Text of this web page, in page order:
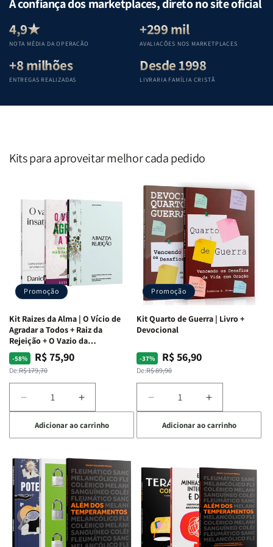
Equipe
Teológica
Penkal
Equipe
Penkal
Equipe
Teológica
Penkal
Equipe
A confiança dos marketplaces, direto no site oficial
4,9★
NOTA MÉDIA DA OPERAÇÃO
+299 mil
AVALIAÇÕES NOS MARKETPLACES
+8 milhões
ENTREGAS REALIZADAS
Desde 1998
LIVRARIA FAMÍLIA CRISTÃ
Kits para aproveitar melhor cada pedido
Promoção
Kit Raizes da Alma | O Vício de
Agradar a Todos + Raiz da
Rejeição + O Vazio da
Insatisfação.
-58%
Preço
normal
De:R$ 179,70
Preço
promocional
R$ 75,90
Diminuir
a
quantidade
de
Raizes
da
Alma
|
O
Vício
Aumentar
a
quantidade
de
Raizes
da
Alma
|
O
Vício
de
Adicionar ao carrinho
Promoção
Kit Quarto de Guerra | Livro +
Devocional
-37%
Preço
normal
De:R$ 89,90
Preço
promocional
R$ 56,90
Diminuir
a
quantidade
de
Quarto
de
Guerra
Livro
+
Devocional
Aumentar
a
quantidade
de
Quarto
de
Guerra
|
Livro
+
Devocional
Adicionar ao carrinho